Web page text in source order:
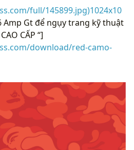
full/145899.jpg)1024x10
Amp Gt để ngụy trang kỹ thuật
CẤP “]
download/red-camo-